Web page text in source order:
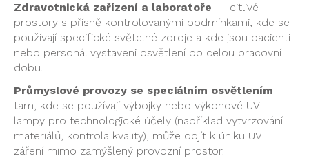
Zdravotnická zařízení a laboratoře — citlivé
prostory s přísně kontrolovanými podmínkami, kde se
používají specifické světelné zdroje a kde jsou pacienti
nebo personál vystaveni osvětlení po celou pracovní
dobu.
Průmyslové provozy se speciálním osvětlením —
tam, kde se používají výbojky nebo výkonové UV
lampy pro technologické účely (například vytvrzování
materiálů, kontrola kvality), může dojít k úniku UV
záření mimo zamýšlený provozní prostor.